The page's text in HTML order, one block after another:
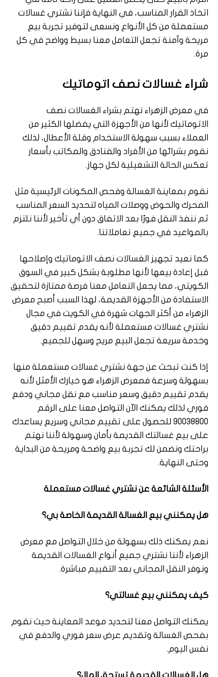
اتخاذ القرار المناسب، في النهاية فإننا نشتري غسالات
مستعملة من كل الأنواع ونسعى لتوفير تجربة بيع
مريحة وآمنة تجعل التعامل معنا بسيط وواضح في كل
مرة.
شراء غسالات نصف اتوماتيك
في معرض الزهراء نهتم بشراء الغسالات نصف
الاتوماتيك لأنها من الأجهزة التي يفضلها الكثير من
العملاء بسبب سهولة الاستخدام وقلة الأعطال، لذلك
نقوم بشرائها من الأفراد والفنادق والمكاتب بأسعار
تعكس الحالة التشغيلية لكل جهاز.
نقوم بمعاينة الغسالة وفحص المكونات الرئيسية مثل
المحرك والحوض ووصلات المياه لتحديد السعر المناسب
ثم ننفذ النقل فورًا بعد الاتفاق دون أي تأخير لأننا نلتزم
بالمواعيد في جميع تعاملاتنا.
كما نعيد تجهيز الغسالات نصف الاتوماتيك وإصلاحها
قبل إعادة بيعها لأنها مطلوبة بشكل كبير في السوق
الكويتي، مما يجعل التعامل معنا فرصة ممتازة لتحقيق
الاستفادة من الأجهزة القديمة، لهذا السبب أصبح معرض
الزهراء من أكثر الجهات شهرة في الكويت في مجال
نشتري غسالات مستعملة لأنه يقدم تقييم دقيق
وخدمة سريعة تجعل البيع مريح وسهل للجميع.
إذا كنت تبحث عن جهة نشتري غسالات مستعملة منها
بسهولة وسرعة فمعرض الزهراء هو خيارك الأمثل لأنه
يقدم تقييم دقيق وسعر مناسب مع نقل مجاني ودفع
فوري لذلك يمكنك الآن التواصل معنا على الرقم
90038800 للحصول على تقييم مجاني وسريع يساعدك
على بيع غسالتك القديمة بأمان وسهولة لأننا نهتم
براحتك ونضمن لك تجربة بيع واضحة ومريحة من البداية
وحتى النهاية.
الأسئلة الشائعة عن نشتري غسالات مستعملة
هل يمكنني بيع الغسالة القديمة الخاصة بي؟
نعم يمكنك ذلك بسهولة من خلال التواصل مع معرض
الزهراء لأننا نشتري جميع أنواع الغسالات القديمة
ونوفر النقل المجاني بعد التقييم مباشرة.
كيف يمكنني بيع غسالتي؟
يمكنك التواصل معنا لتحديد موعد المعاينة حيث نقوم
بفحص الغسالة وتقديم عرض سعر فوري والدفع في
نفس اليوم.